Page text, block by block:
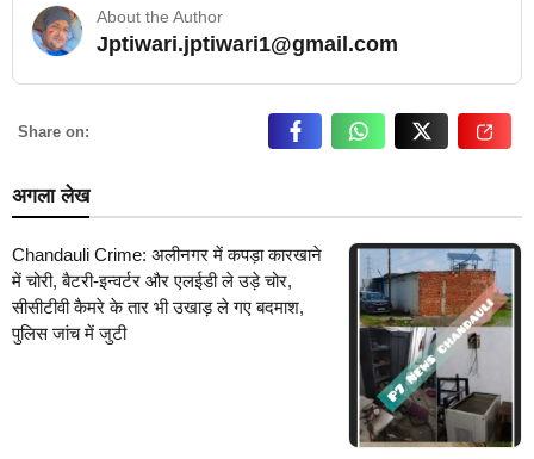
About the Author
Jptiwari.jptiwari1@gmail.com… Read More
Share on:
अगला लेख
Chandauli Crime: अलीनगर में कपड़ा कारखाने
में चोरी, बैटरी-इन्वर्टर और एलईडी ले उड़े चोर,
सीसीटीवी कैमरे के तार भी उखाड़ ले गए बदमाश,
पुलिस जांच में जुटी